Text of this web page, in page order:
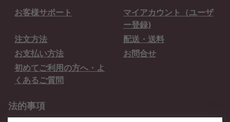
お客様サポート
マイアカウント（ユーザ
ー登録)
注文方法
配送・送料
お支払い方法
お問合せ
初めてご利用の方へ・よ
くあるご質問
法的事項